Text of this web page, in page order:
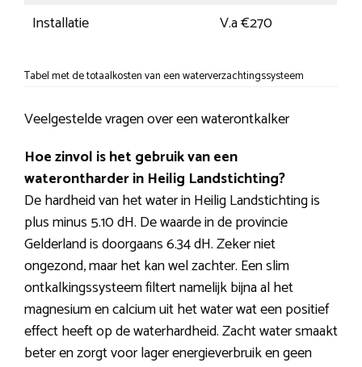
Installatie
V.a €270
Tabel met de totaalkosten van een waterverzachtingssysteem
Veelgestelde vragen over een waterontkalker
Hoe zinvol is het gebruik van een
waterontharder in Heilig Landstichting?
De hardheid van het water in Heilig Landstichting is
plus minus 5.10 dH. De waarde in de provincie
Gelderland is doorgaans 6.34 dH. Zeker niet
ongezond, maar het kan wel zachter. Een slim
ontkalkingssysteem filtert namelijk bijna al het
magnesium en calcium uit het water wat een positief
effect heeft op de waterhardheid. Zacht water smaakt
beter en zorgt voor lager energieverbruik en geen